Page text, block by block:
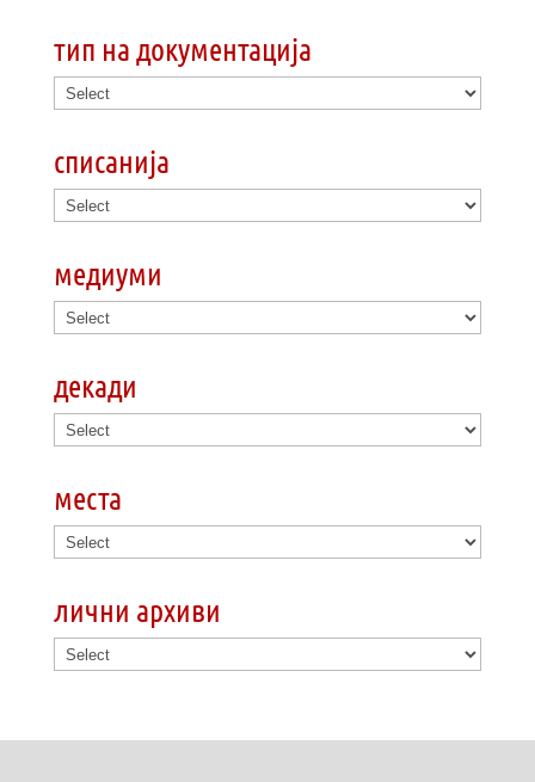
тип на документација
списанија
медиуми
декади
места
лични архиви